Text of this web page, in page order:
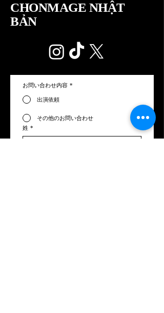
CHONMAGE NHẬT
BẢN
お問い合わせ内容 *
出演依頼
その他のお問い合わせ
姓 *